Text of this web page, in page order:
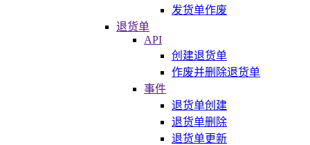
发货单作废
退货单
API
创建退货单
作废并删除退货单
事件
退货单创建
退货单删除
退货单更新